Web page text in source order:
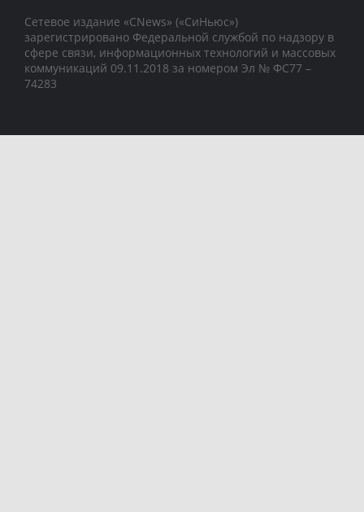
Сетевое издание «CNews» («СиНьюс»)
зарегистрировано Федеральной службой по надзору в
сфере связи, информационных технологий и массовых
коммуникаций 09.11.2018 за номером Эл № ФС77 –
74283